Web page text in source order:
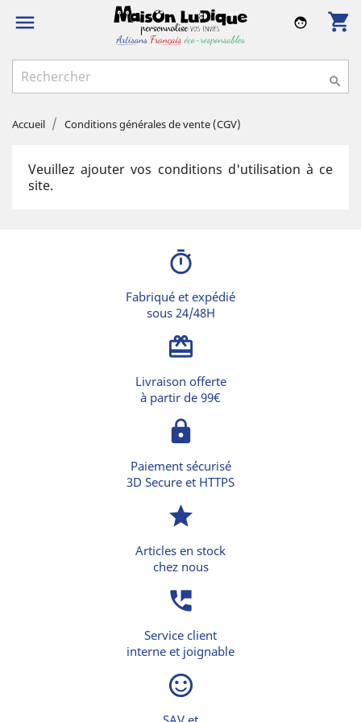
 shopping_cart
face

Accueil Conditions générales de vente (CGV)
Veuillez ajouter vos conditions d'utilisation à ce
site.
timer
Fabriqué et expédié
sous 24/48H
card_giftcard
Livraison offerte
à partir de 99€
lock
Paiement sécurisé
3D Secure et HTTPS
star
Articles en stock
chez nous
perm_phone_msg
Service client
interne et joignable
sentiment_satisfied_alt